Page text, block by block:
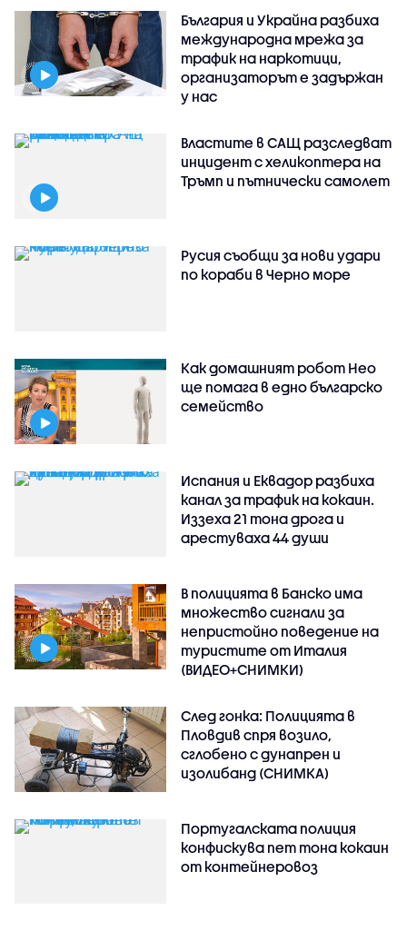
България и Украйна разбиха
международна мрежа за
трафик на наркотици,
организаторът е задържан
у нас
Властите в САЩ разследват
инцидент с хеликоптера на
Тръмп и пътнически самолет
Русия съобщи за нови удари
по кораби в Черно море
Как домашният робот Нео
ще помага в едно българско
семейство
Испания и Еквадор разбиха
канал за трафик на кокаин.
Иззеха 21 тона дрога и
арестуваха 44 души
В полицията в Банско има
множество сигнали за
непристойно поведение на
туристите от Италия
(ВИДЕО+СНИМКИ)
След гонка: Полицията в
Пловдив спря возило,
сглобено с дунапрен и
изолибанд (СНИМКА)
Португалската полиция
конфискува пет тона кокаин
от контейнеровоз